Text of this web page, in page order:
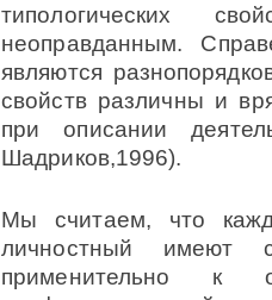
типологических
неоправданным.
являются
свойств различны и
при описании
Шадриков,1996).
Мы считаем, что
личностный имеют
применительно к